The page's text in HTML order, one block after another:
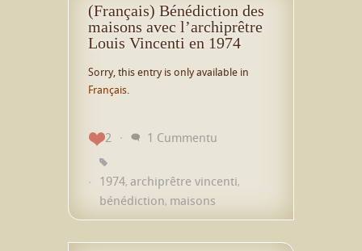
(Français) Bénédiction des
maisons avec l’archiprêtre
Louis Vincenti en 1974
Sorry, this entry is only available in
Français
2 1 Cummentu
1974, archiprêtre vincenti,
bénédiction, maisons